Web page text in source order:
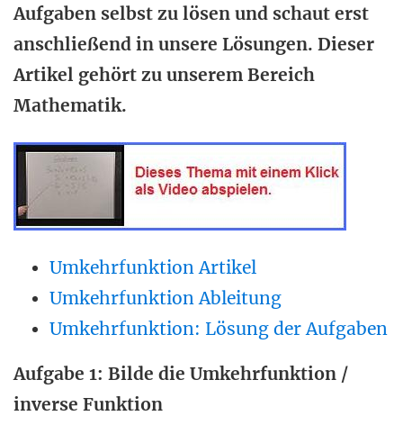
Aufgaben selbst zu lösen und schaut erst
anschließend in unsere Lösungen. Dieser
Artikel gehört zu unserem Bereich
Mathematik.
Umkehrfunktion Artikel
Umkehrfunktion Ableitung
Umkehrfunktion: Lösung der Aufgaben
Aufgabe 1: Bilde die Umkehrfunktion /
inverse Funktion